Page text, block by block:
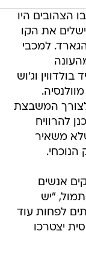
הצהובים היו
את הקו
למכבי
בולדווין וג'וש
המשבצת
להרוויח
שלא משאיר
אנשים
"יש
לפחות עוד
יצטרכו